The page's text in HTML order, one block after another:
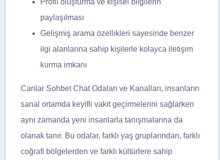
paylaşılması
Gelişmiş arama özellikleri sayesinde benzer
ilgi alanlarına sahip kişilerle kolayca iletişim
kurma imkanı
Canlar SohbetChat Odaları ve Kanalları, insanların
sanal ortamda keyifli vakit geçirmelerini sağlarken
aynı zamanda yeni insanlarla tanışmalarına da
olanak tanır. Bu odalar, farklı yaş gruplarından, farklı
coğrafi bölgelerden ve farklı kültürlere sahip